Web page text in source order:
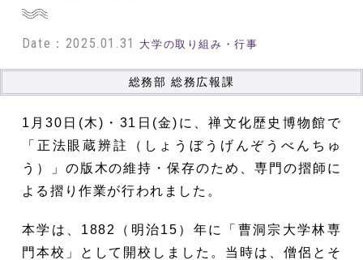
Date：2025.01.31 大学の取り組み・行事
総務部 総務広報課
1月30日(木)・31日(金)に、禅文化歴史博物館で
「正法眼蔵辨註（しょうぼうげんぞうべんちゅ
う）」の版木の維持・保存のため、専門の摺師に
よる摺り作業が行われました。
本学は、1882（明治15）年に「曹洞宗大学林専
門本校」として開校しました。当時は、僧侶とそ